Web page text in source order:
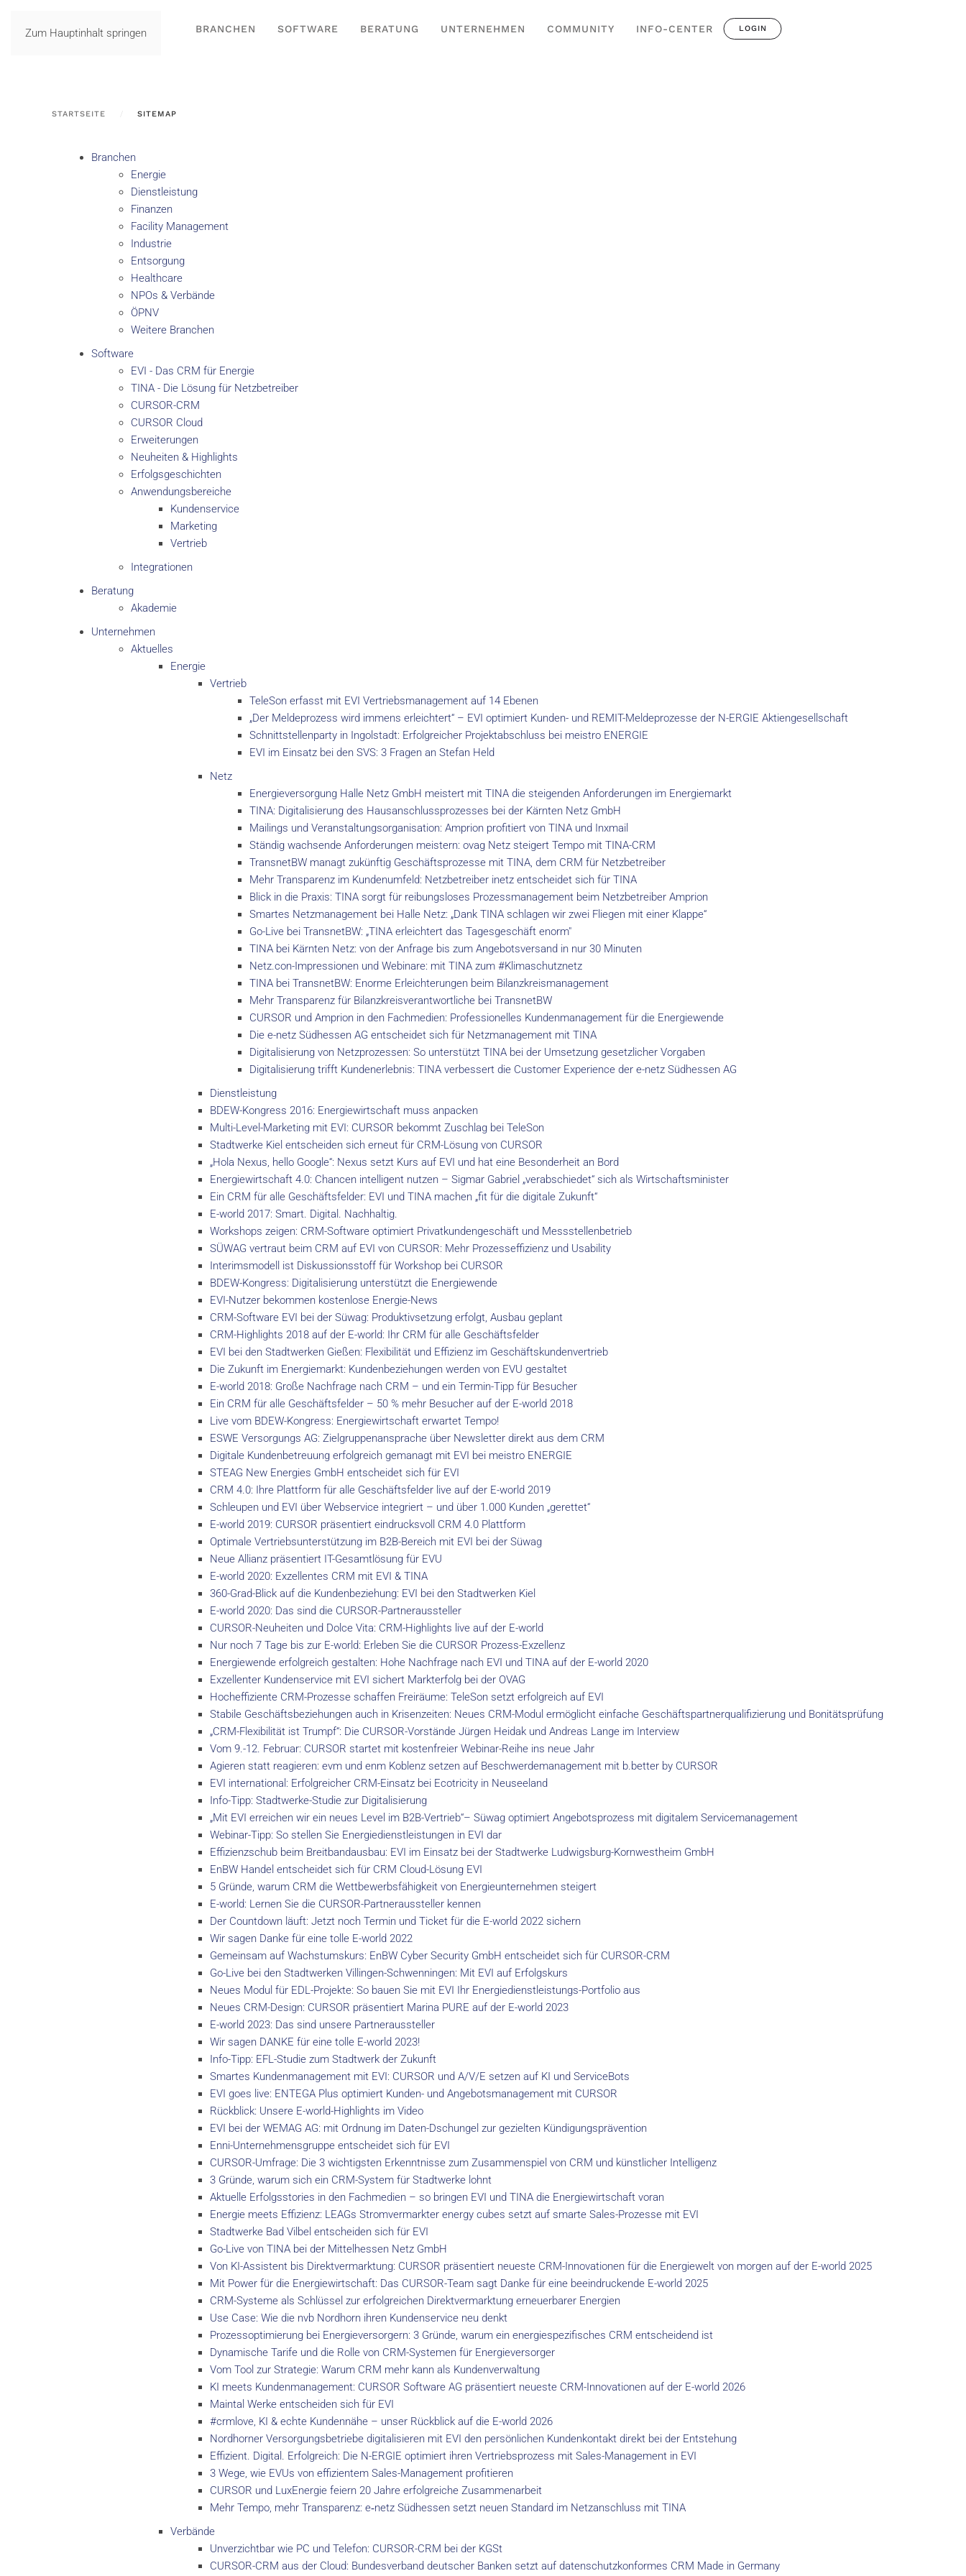
Zum Hauptinhalt springen BRANCHEN SOFTWARE BERATUNG UNTERNEHMEN COMMUNITY INFO-CENTER LOGIN
STARTSEITE SITEMAP
Branchen
Energie
Dienstleistung
Finanzen
Facility Management
Industrie
Entsorgung
Healthcare
NPOs & Verbände
ÖPNV
Weitere Branchen
Software
EVI - Das CRM für Energie
TINA - Die Lösung für Netzbetreiber
CURSOR-CRM
CURSOR Cloud
Erweiterungen
Neuheiten & Highlights
Erfolgsgeschichten
Anwendungsbereiche
Kundenservice
Marketing
Vertrieb
Integrationen
Beratung
Akademie
Unternehmen
Aktuelles
Energie
Vertrieb
TeleSon erfasst mit EVI Vertriebsmanagement auf 14 Ebenen
„Der Meldeprozess wird immens erleichtert“ – EVI optimiert Kunden- und REMIT-Meldeprozesse der N-ERGIE Aktiengesellschaft
Schnittstellenparty in Ingolstadt: Erfolgreicher Projektabschluss bei meistro ENERGIE
EVI im Einsatz bei den SVS: 3 Fragen an Stefan Held
Netz
Energieversorgung Halle Netz GmbH meistert mit TINA die steigenden Anforderungen im Energiemarkt
TINA: Digitalisierung des Hausanschlussprozesses bei der Kärnten Netz GmbH
Mailings und Veranstaltungsorganisation: Amprion profitiert von TINA und Inxmail
Ständig wachsende Anforderungen meistern: ovag Netz steigert Tempo mit TINA-CRM
TransnetBW managt zukünftig Geschäftsprozesse mit TINA, dem CRM für Netzbetreiber
Mehr Transparenz im Kundenumfeld: Netzbetreiber inetz entscheidet sich für TINA
Blick in die Praxis: TINA sorgt für reibungsloses Prozessmanagement beim Netzbetreiber Amprion
Smartes Netzmanagement bei Halle Netz: „Dank TINA schlagen wir zwei Fliegen mit einer Klappe“
Go-Live bei TransnetBW: „TINA erleichtert das Tagesgeschäft enorm"
TINA bei Kärnten Netz: von der Anfrage bis zum Angebotsversand in nur 30 Minuten
Netz.con-Impressionen und Webinare: mit TINA zum #Klimaschutznetz
TINA bei TransnetBW: Enorme Erleichterungen beim Bilanzkreismanagement
Mehr Transparenz für Bilanzkreisverantwortliche bei TransnetBW
CURSOR und Amprion in den Fachmedien: Professionelles Kundenmanagement für die Energiewende
Die e-netz Südhessen AG entscheidet sich für Netzmanagement mit TINA
Digitalisierung von Netzprozessen: So unterstützt TINA bei der Umsetzung gesetzlicher Vorgaben
Digitalisierung trifft Kundenerlebnis: TINA verbessert die Customer Experience der e-netz Südhessen AG
Dienstleistung
BDEW-Kongress 2016: Energiewirtschaft muss anpacken
Multi-Level-Marketing mit EVI: CURSOR bekommt Zuschlag bei TeleSon
Stadtwerke Kiel entscheiden sich erneut für CRM-Lösung von CURSOR
„Hola Nexus, hello Google“: Nexus setzt Kurs auf EVI und hat eine Besonderheit an Bord
Energiewirtschaft 4.0: Chancen intelligent nutzen – Sigmar Gabriel „verabschiedet“ sich als Wirtschaftsminister
Ein CRM für alle Geschäftsfelder: EVI und TINA machen „fit für die digitale Zukunft“
E-world 2017: Smart. Digital. Nachhaltig.
Workshops zeigen: CRM-Software optimiert Privatkundengeschäft und Messstellenbetrieb
SÜWAG vertraut beim CRM auf EVI von CURSOR: Mehr Prozesseffizienz und Usability
Interimsmodell ist Diskussionsstoff für Workshop bei CURSOR
BDEW-Kongress: Digitalisierung unterstützt die Energiewende
EVI-Nutzer bekommen kostenlose Energie-News
CRM-Software EVI bei der Süwag: Produktivsetzung erfolgt, Ausbau geplant
CRM-Highlights 2018 auf der E-world: Ihr CRM für alle Geschäftsfelder
EVI bei den Stadtwerken Gießen: Flexibilität und Effizienz im Geschäftskundenvertrieb
Die Zukunft im Energiemarkt: Kundenbeziehungen werden von EVU gestaltet
E-world 2018: Große Nachfrage nach CRM – und ein Termin-Tipp für Besucher
Ein CRM für alle Geschäftsfelder – 50 % mehr Besucher auf der E-world 2018
Live vom BDEW-Kongress: Energiewirtschaft erwartet Tempo!
ESWE Versorgungs AG: Zielgruppenansprache über Newsletter direkt aus dem CRM
Digitale Kundenbetreuung erfolgreich gemanagt mit EVI bei meistro ENERGIE
STEAG New Energies GmbH entscheidet sich für EVI
CRM 4.0: Ihre Plattform für alle Geschäftsfelder live auf der E-world 2019
Schleupen und EVI über Webservice integriert – und über 1.000 Kunden „gerettet“
E-world 2019: CURSOR präsentiert eindrucksvoll CRM 4.0 Plattform
Optimale Vertriebsunterstützung im B2B-Bereich mit EVI bei der Süwag
Neue Allianz präsentiert IT-Gesamtlösung für EVU
E-world 2020: Exzellentes CRM mit EVI & TINA
360-Grad-Blick auf die Kundenbeziehung: EVI bei den Stadtwerken Kiel
E-world 2020: Das sind die CURSOR-Partneraussteller
CURSOR-Neuheiten und Dolce Vita: CRM-Highlights live auf der E-world
Nur noch 7 Tage bis zur E-world: Erleben Sie die CURSOR Prozess-Exzellenz
Energiewende erfolgreich gestalten: Hohe Nachfrage nach EVI und TINA auf der E-world 2020
Exzellenter Kundenservice mit EVI sichert Markterfolg bei der OVAG
Hocheffiziente CRM-Prozesse schaffen Freiräume: TeleSon setzt erfolgreich auf EVI
Stabile Geschäftsbeziehungen auch in Krisenzeiten: Neues CRM-Modul ermöglicht einfache Geschäftspartnerqualifizierung und Bonitätsprüfung
„CRM-Flexibilität ist Trumpf“: Die CURSOR-Vorstände Jürgen Heidak und Andreas Lange im Interview
Vom 9.-12. Februar: CURSOR startet mit kostenfreier Webinar-Reihe ins neue Jahr
Agieren statt reagieren: evm und enm Koblenz setzen auf Beschwerdemanagement mit b.better by CURSOR
EVI international: Erfolgreicher CRM-Einsatz bei Ecotricity in Neuseeland
Info-Tipp: Stadtwerke-Studie zur Digitalisierung
„Mit EVI erreichen wir ein neues Level im B2B-Vertrieb“– Süwag optimiert Angebotsprozess mit digitalem Servicemanagement
Webinar-Tipp: So stellen Sie Energiedienstleistungen in EVI dar
Effizienzschub beim Breitbandausbau: EVI im Einsatz bei der Stadtwerke Ludwigsburg-Kornwestheim GmbH
EnBW Handel entscheidet sich für CRM Cloud-Lösung EVI
5 Gründe, warum CRM die Wettbewerbsfähigkeit von Energieunternehmen steigert
E-world: Lernen Sie die CURSOR-Partneraussteller kennen
Der Countdown läuft: Jetzt noch Termin und Ticket für die E-world 2022 sichern
Wir sagen Danke für eine tolle E-world 2022
Gemeinsam auf Wachstumskurs: EnBW Cyber Security GmbH entscheidet sich für CURSOR-CRM
Go-Live bei den Stadtwerken Villingen-Schwenningen: Mit EVI auf Erfolgskurs
Neues Modul für EDL-Projekte: So bauen Sie mit EVI Ihr Energiedienstleistungs-Portfolio aus
Neues CRM-Design: CURSOR präsentiert Marina PURE auf der E-world 2023
E-world 2023: Das sind unsere Partneraussteller
Wir sagen DANKE für eine tolle E-world 2023!
Info-Tipp: EFL-Studie zum Stadtwerk der Zukunft
Smartes Kundenmanagement mit EVI: CURSOR und A/V/E setzen auf KI und ServiceBots
EVI goes live: ENTEGA Plus optimiert Kunden- und Angebotsmanagement mit CURSOR
Rückblick: Unsere E-world-Highlights im Video
EVI bei der WEMAG AG: mit Ordnung im Daten-Dschungel zur gezielten Kündigungsprävention
Enni-Unternehmensgruppe entscheidet sich für EVI
CURSOR-Umfrage: Die 3 wichtigsten Erkenntnisse zum Zusammenspiel von CRM und künstlicher Intelligenz
3 Gründe, warum sich ein CRM-System für Stadtwerke lohnt
Aktuelle Erfolgsstories in den Fachmedien – so bringen EVI und TINA die Energiewirtschaft voran
Energie meets Effizienz: LEAGs Stromvermarkter energy cubes setzt auf smarte Sales-Prozesse mit EVI
Stadtwerke Bad Vilbel entscheiden sich für EVI
Go-Live von TINA bei der Mittelhessen Netz GmbH
Von KI-Assistent bis Direktvermarktung: CURSOR präsentiert neueste CRM-Innovationen für die Energiewelt von morgen auf der E-world 2025
Mit Power für die Energiewirtschaft: Das CURSOR-Team sagt Danke für eine beeindruckende E-world 2025
CRM-Systeme als Schlüssel zur erfolgreichen Direktvermarktung erneuerbarer Energien
Use Case: Wie die nvb Nordhorn ihren Kundenservice neu denkt
Prozessoptimierung bei Energieversorgern: 3 Gründe, warum ein energiespezifisches CRM entscheidend ist
Dynamische Tarife und die Rolle von CRM-Systemen für Energieversorger
Vom Tool zur Strategie: Warum CRM mehr kann als Kundenverwaltung
KI meets Kundenmanagement: CURSOR Software AG präsentiert neueste CRM-Innovationen auf der E-world 2026
Maintal Werke entscheiden sich für EVI
#crmlove, KI & echte Kundennähe – unser Rückblick auf die E-world 2026
Nordhorner Versorgungsbetriebe digitalisieren mit EVI den persönlichen Kundenkontakt direkt bei der Entstehung
Effizient. Digital. Erfolgreich: Die N-ERGIE optimiert ihren Vertriebsprozess mit Sales-Management in EVI
3 Wege, wie EVUs von effizientem Sales-Management profitieren
CURSOR und LuxEnergie feiern 20 Jahre erfolgreiche Zusammenarbeit
Mehr Tempo, mehr Transparenz: e‑netz Südhessen setzt neuen Standard im Netzanschluss mit TINA
Verbände
Unverzichtbar wie PC und Telefon: CURSOR-CRM bei der KGSt
CURSOR-CRM aus der Cloud: Bundesverband deutscher Banken setzt auf datenschutzkonformes CRM Made in Germany